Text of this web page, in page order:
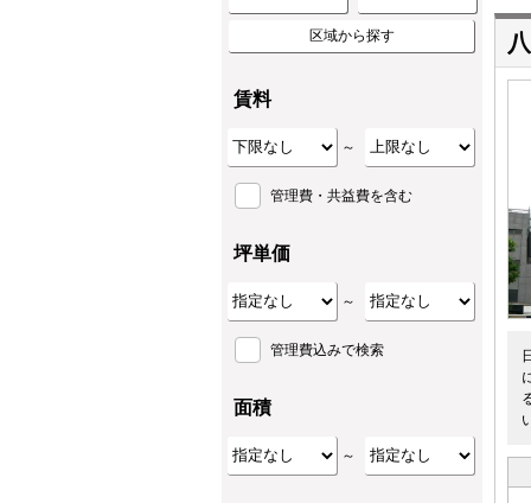
区域から探す
賃料
～
管理費・共益費を含む
坪単価
～
管理費込みで検索
面積
～